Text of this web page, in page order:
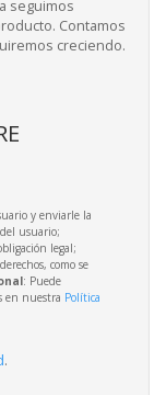
seguimos
Contamos
creciendo.
y enviarle la
usuario;
legal;
como se
: Puede
en nuestra Política
.